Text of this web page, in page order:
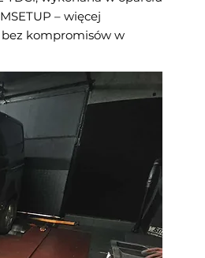
– więcej
kompromisów w